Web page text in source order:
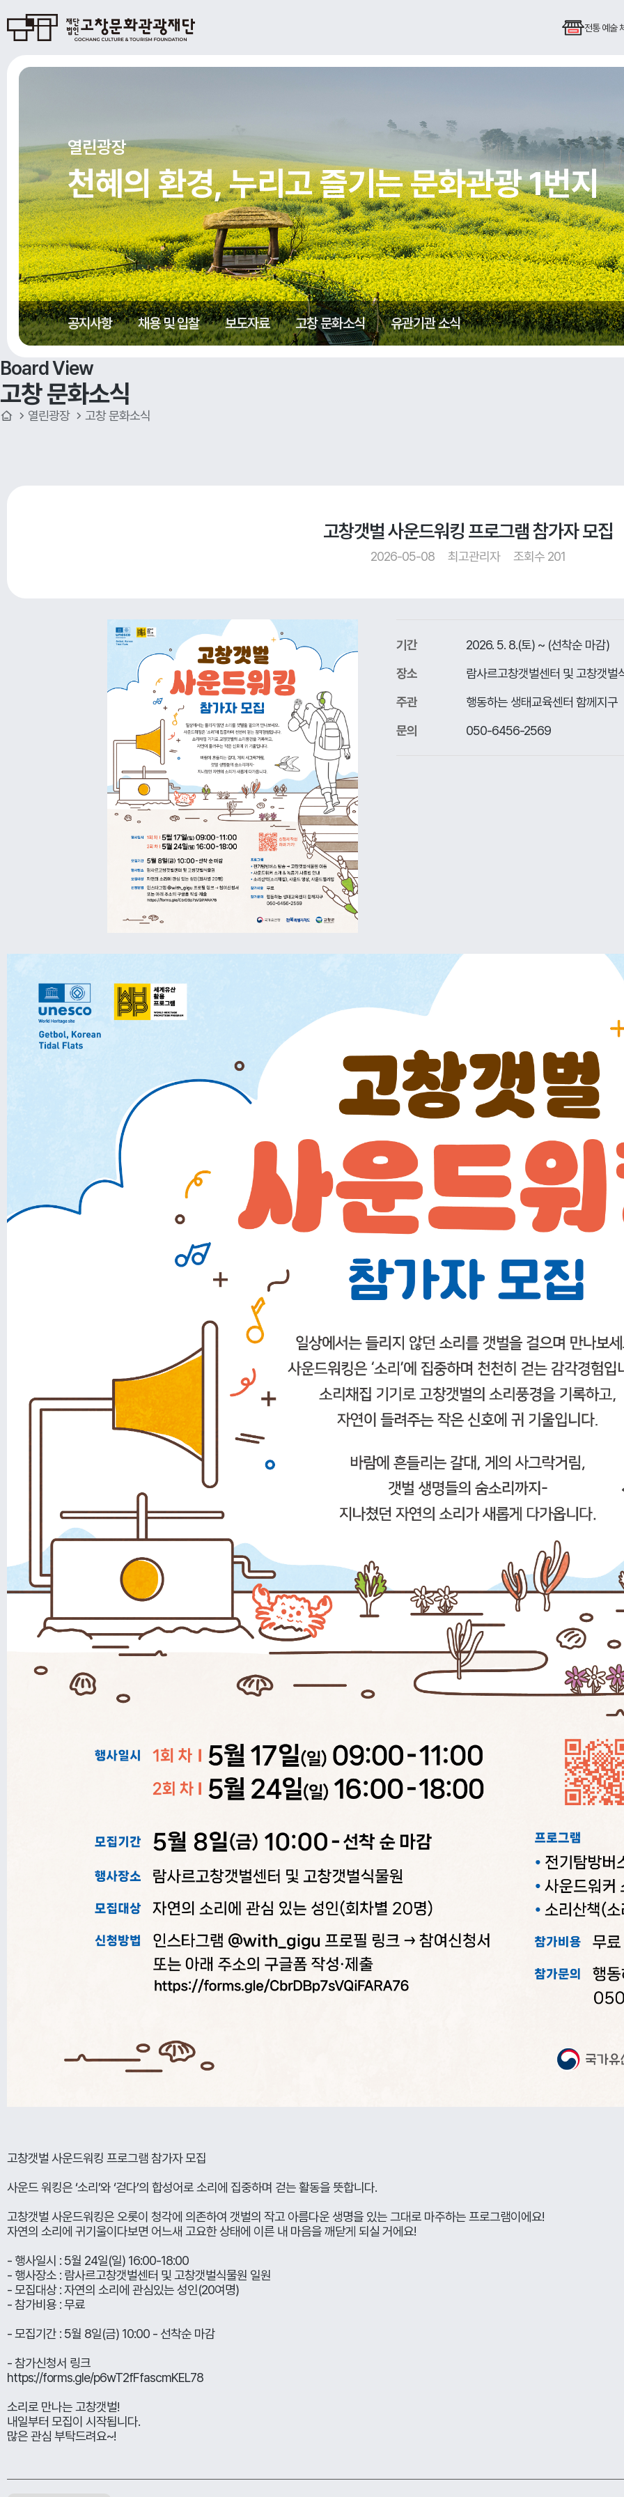
전통 예술
열린광장
천혜의 환경, 누리고 즐기는 문화관광 1번지
공지사항 채용 및 입찰 보도자료 고창 문화소식 유관기관 소식
Board View
고창 문화소식
열린광장 고창 문화소식
고창갯벌 사운드워킹 프로그램 참가자 모집
2026-05-08 최고관리자 조회수 201
기간
2026. 5. 8.(토) ~ (선착순 마감)
장소
람사르고창갯벌센터 및 고창갯벌
주관
행동하는 생태교육센터 함께지구
문의
050-6456-2569
고창갯벌 사운드워킹 프로그램 참가자 모집
사운드 워킹은 ‘소리’와 ‘걷다’의 합성어로 소리에 집중하며 걷는 활동을 뜻합니다.
고창갯벌 사운드워킹은 오롯이 청각에 의존하여 갯벌의 작고 아름다운 생명을 있는 그대로 마주하는 프로그램이에요!
자연의 소리에 귀기울이다보면 어느새 고요한 상태에 이른 내 마음을 깨닫게 되실 거에요!
- 행사일시 : 5월 24일(일) 16:00-18:00
- 행사장소 : 람사르고창갯벌센터 및 고창갯벌식물원 일원
- 모집대상 : 자연의 소리에 관심있는 성인(20여명)
- 참가비용 : 무료
- 모집기간 : 5월 8일(금) 10:00 - 선착순 마감
- 참가신청서 링크
https://forms.gle/p6wT2fFfascmKEL78
소리로 만나는 고창갯벌!
내일부터 모집이 시작됩니다.
많은 관심 부탁드려요~!